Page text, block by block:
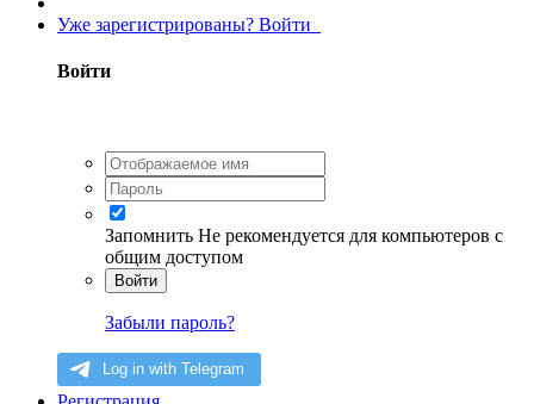
Уже зарегистрированы? Войти
Войти
Запомнить Не рекомендуется для компьютеров с
общим доступом
Войти
Забыли пароль?